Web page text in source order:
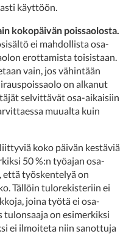
käyttöön.
kokopäivän poissaolosta.
ei mahdollista osa-
erottamista toisistaan.
vain, jos vähintään
on alkanut
selvittävät osa-aikaisiin
muualta kuin
koko päivän kestäviä
50 %:n työajan osa-
että työskentelyä on
Tällöin tulorekisteriin ei
joina työtä ei osa-
tulonsaaja on esimerkiksi
ei ilmoiteta niin sanottuja